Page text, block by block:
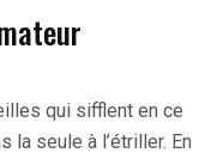
qui sifflent en ce
la seule à l’étriller. En